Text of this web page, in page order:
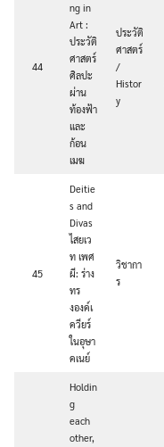
44
ng in
Art :
ประวัติ
ศาสตร์
ศิลปะ
ผ่าน
ท้องฟ้า
และ
ก้อน
เมฆ
ประวัติ
ศาสตร์
/
Histor
y
45
Deitie
s and
Divas
ไสยเว
ท เพศ
ผี: ร่าง
ทร
งองค์เ
ควียร์
ในอุษา
คเนย์
วิชากา
ร
Holdin
g
each
other,